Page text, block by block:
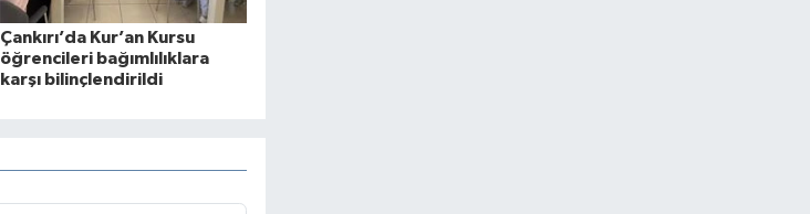
Çankırı’da Kur’an Kursu
öğrencileri bağımlılıklara
karşı bilinçlendirildi